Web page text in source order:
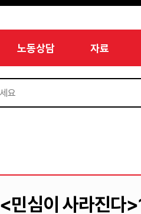
노동상담 자료
<민심이 사라진다